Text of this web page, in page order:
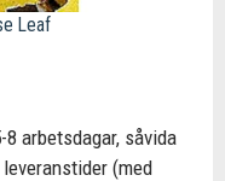
Leaf
8 arbetsdagar, såvida
(med